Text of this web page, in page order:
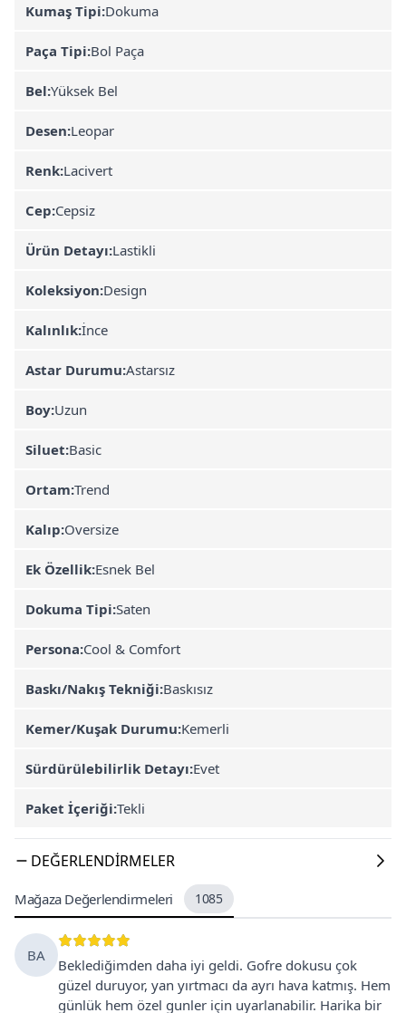
Kumaş Tipi:Dokuma
Paça Tipi:Bol Paça
Bel:Yüksek Bel
Desen:Leopar
Renk:Lacivert
Cep:Cepsiz
Ürün Detayı:Lastikli
Koleksiyon:Design
Kalınlık:İnce
Astar Durumu:Astarsız
Boy:Uzun
Siluet:Basic
Ortam:Trend
Kalıp:Oversize
Ek Özellik:Esnek Bel
Dokuma Tipi:Saten
Persona:Cool & Comfort
Baskı/Nakış Tekniği:Baskısız
Kemer/Kuşak Durumu:Kemerli
Sürdürülebilirlik Detayı:Evet
Paket İçeriği:Tekli
DEĞERLENDIRMELER
Mağaza Değerlendirmeleri 1085
BA
Beklediğimden daha iyi geldi. Gofre dokusu çok
güzel duruyor, yan yırtmacı da ayrı hava katmış. Hem
günlük hem özel gunler için uyarlanabilir. Harika bir